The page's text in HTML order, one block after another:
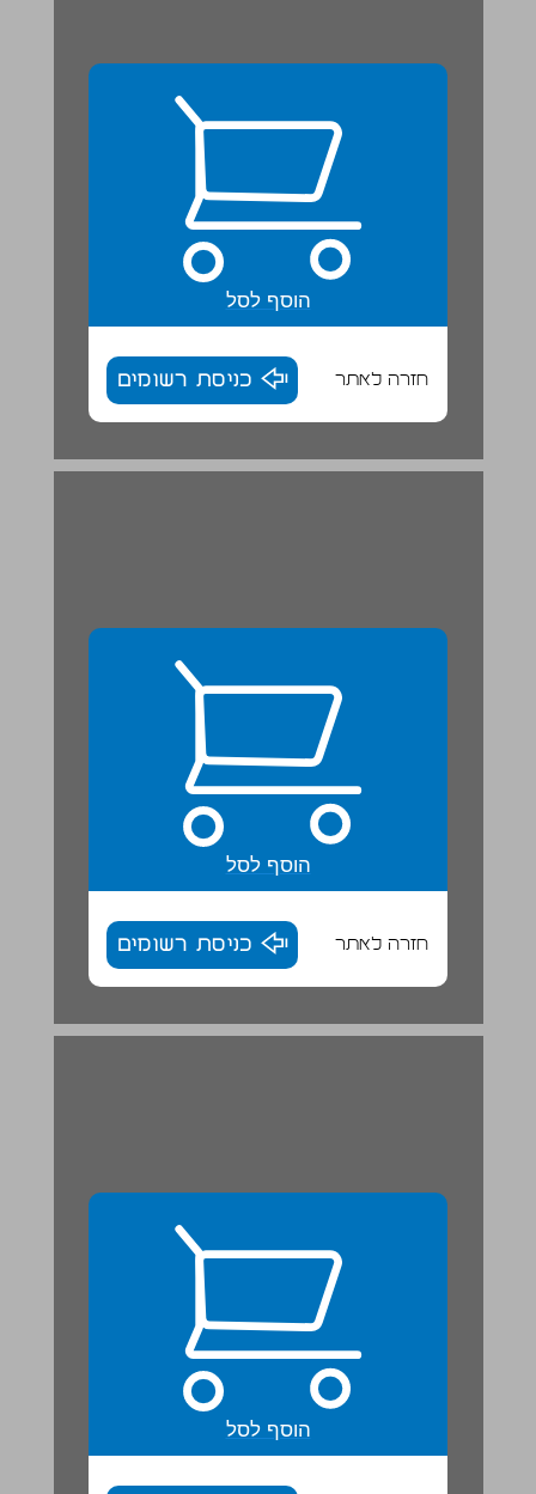
הוסף לסל
חזרה לאתר כניסת רשומים
הוסף לסל
חזרה לאתר כניסת רשומים
הוסף לסל